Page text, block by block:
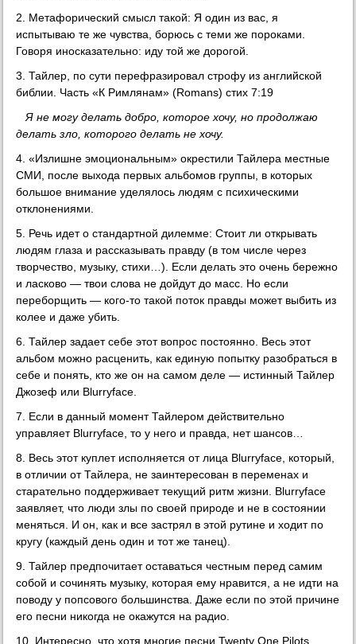
2. Метафорический смысл такой: Я один из вас, я
испытываю те же чувства, борюсь с теми же пороками.
Говоря иносказательно: иду той же дорогой.
3. Тайлер, по сути перефразировал строфу из английской
библии. Часть «К Римлянам» (Romans) стих 7:19
Я не могу делать добро, которое хочу, но продолжаю
делать зло, которого делать не хочу.
4. «Излишне эмоциональным» окрестили Тайлера местные
СМИ, после выхода первых альбомов группы, в которых
большое внимание уделялось людям с психическими
отклонениями.
5. Речь идет о стандартной дилемме: Стоит ли открывать
людям глаза и рассказывать правду (в том числе через
творчество, музыку, стихи…). Если делать это очень бережно
и ласково — твои слова не дойдут до масс. Но если
переборщить — кого-то такой поток правды может выбить из
колее и даже убить.
6. Тайлер задает себе этот вопрос постоянно. Весь этот
альбом можно расценить, как единую попытку разобраться в
себе и понять, кто же он на самом деле — истинный Тайлер
Джозеф или Blurryface.
7. Если в данный момент Тайлером действительно
управляет Blurryface, то у него и правда, нет шансов…
8. Весь этот куплет исполняется от лица Blurryface, который,
в отличии от Тайлера, не заинтересован в переменах и
старательно поддерживает текущий ритм жизни. Blurryface
заявляет, что люди злы по своей природе и не в состоянии
меняться. И он, как и все застрял в этой рутине и ходит по
кругу (каждый день один и тот же танец).
9. Тайлер предпочитает оставаться честным перед самим
собой и сочинять музыку, которая ему нравится, а не идти на
поводу у попсового большинства. Даже если по этой причине
его песни никогда не окажутся на радио.
10. Интересно, что хотя многие песни Twenty One Pilots